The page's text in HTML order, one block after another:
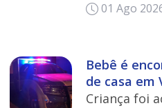
01 Ago
Bebê é
de casa em
Criança foi